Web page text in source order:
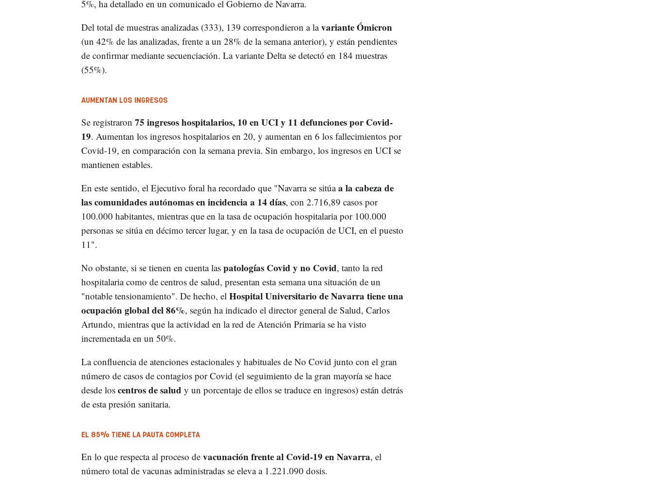
5%, ha detallado en un comunicado el Gobierno de Navarra.
Del total de muestras analizadas (333), 139 correspondieron a lavariante Ómicron
(un 42% de las analizadas, frente a un 28% de la semana anterior), y están pendientes
de confirmar mediante secuenciación. La variante Delta se detectó en 184 muestras
(55%).
AUMENTAN LOS INGRESOS
Se registraron 75 ingresos hospitalarios, 10 en UCI y 11 defunciones por Covid-
19. Aumentan los ingresos hospitalarios en 20, y aumentan en 6 los fallecimientos por
Covid-19, en comparación con la semana previa. Sin embargo, los ingresos en UCI se
mantienen estables.
En este sentido, el Ejecutivo foral ha recordado que "Navarra se sitúaa la cabeza de
las comunidades autónomas en incidencia a 14 días, con 2.716,89 casos por
100.000 habitantes, mientras que en la tasa de ocupación hospitalaria por 100.000
personas se sitúa en décimo tercer lugar, y en la tasa de ocupación de UCI, en el puesto
11".
No obstante, si se tienen en cuenta laspatologías Covid y no Covid, tanto la red
hospitalaria como de centros de salud, presentan esta semana una situación de un
"notable tensionamiento". De hecho, el Hospital Universitario de Navarra tiene una
ocupación global del 86%, según ha indicado el director general de Salud, Carlos
Artundo, mientras que la actividad en la red de Atención Primaria se ha visto
incrementada en un 50%.
La confluencia de atenciones estacionales y habituales de No Covid junto con el gran
número de casos de contagios por Covid (el seguimiento de la gran mayoría se hace
desde los centros de salud y un porcentaje de ellos se traduce en ingresos) están detrás
de esta presión sanitaria.
EL 85% TIENE LA PAUTA COMPLETA
En lo que respecta al proceso de vacunación frente al Covid-19 en Navarra, el
número total de vacunas administradas se eleva a 1.221.090 dosis.